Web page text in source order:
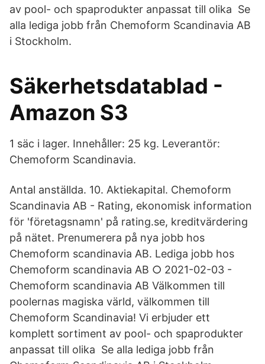
av pool- och spaprodukter anpassat till olika Se
alla lediga jobb från Chemoform Scandinavia AB
i Stockholm.
Säkerhetsdatablad -
Amazon S3
1 säc i lager. Innehåller: 25 kg. Leverantör:
Chemoform Scandinavia.
Antal anställda. 10. Aktiekapital. Chemoform
Scandinavia AB - Rating, ekonomisk information
för 'företagsnamn' på rating.se, kreditvärdering
på nätet. Prenumerera på nya jobb hos
Chemoform scandinavia AB. Lediga jobb hos
Chemoform scandinavia AB ○ 2021-02-03 -
Chemoform scandinavia AB Välkommen till
poolernas magiska värld, välkommen till
Chemoform Scandinavia! Vi erbjuder ett
komplett sortiment av pool- och spaprodukter
anpassat till olika Se alla lediga jobb från